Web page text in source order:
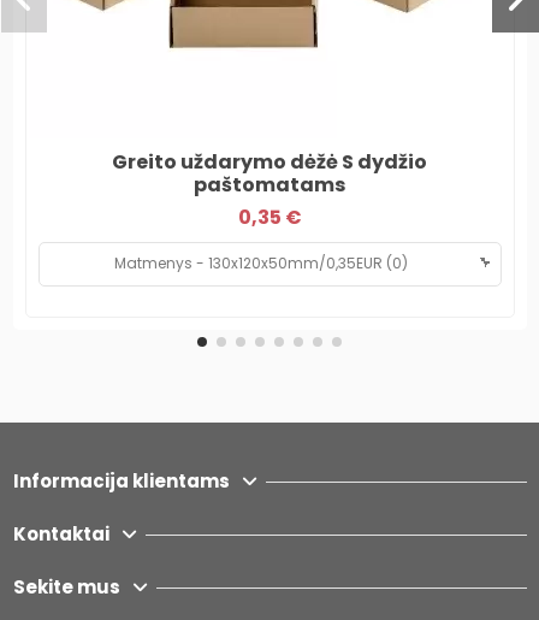
Greito uždarymo dėžė S dydžio
paštomatams
0,35 €
Informacija klientams
Kontaktai
Sekite mus